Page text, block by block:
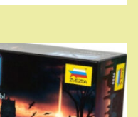
RiverToys
розовый